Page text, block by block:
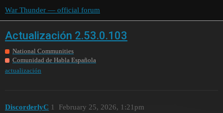
War Thunder — official forum
Actualización 2.53.0.103
National Communities
Comunidad de Habla Española
actualización
DiscorderlyC February 25, 2026, 1:21pm
1